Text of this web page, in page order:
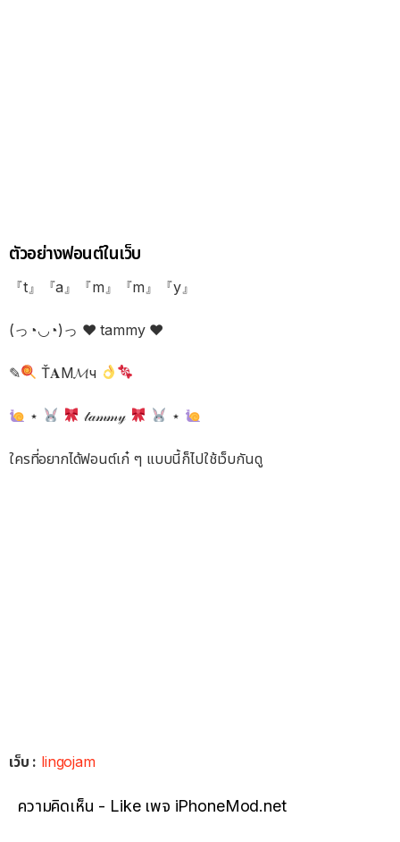
ตัวอย่างฟอนต์ในเว็บ
『t』『a』『m』『m』『y』
(っ◔◡◔)っ ♥ tammy ♥
✎ Ť𝐀Μ𝓜ч
⋆ 𝓉𝒶𝓂𝓂𝓎 ⋆
ใครที่อยากได้ฟอนต์เก๋ ๆ แบบนี้ก็ไปใช้เว็บกันดู
เว็บ : lingojam
ความคิดเห็น - Like เพจ iPhoneMod.net